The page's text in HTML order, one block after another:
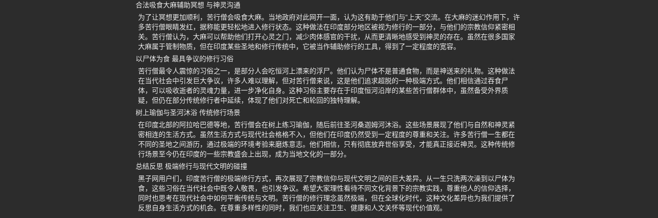
合法吸食大麻辅助冥想 与神灵沟通
为了让冥想更加顺利，苦行僧会吸食大麻。当地政府对此网开一面，认为这有助于他们与“上天”交流。在大麻的迷幻作用下，许
多苦行僧眼睛发红，据称能更轻松地进入修行状态。这种做法在印度部分地区被视为修行的一部分，与他们的宗教信仰紧密相
关。苦行僧认为，大麻可以帮助他们打开心灵之门，减少肉体感官的干扰，从而更清晰地感受到神灵的存在。虽然在很多国家
大麻属于管制物质，但在印度某些圣地和修行传统中，它被当作辅助修行的工具，得到了一定程度的宽容。
以尸体为食 最具争议的修行习俗
苦行僧最令人震惊的习俗之一，是部分人会吃恒河上漂来的浮尸。他们认为尸体不是普通食物，而是神送来的礼物。这种做法
在当代社会中引发巨大争议，许多人难以理解，但对苦行僧来说，这是他们追求超脱的一种极端方式。他们相信通过吞食尸
体，可以吸收逝者的灵魂力量，进一步净化自身。这种习俗主要存在于印度恒河沿岸的某些苦行僧群体中，虽然备受外界质
疑，但仍在部分传统修行者中延续，体现了他们对死亡和轮回的独特理解。
树上瑜伽与圣河沐浴 传统修行场景
在印度北部的阿拉哈巴德等地，苦行僧会在树上练习瑜伽，随后前往圣河桑迦姆河沐浴。这些场景展现了他们与自然和神灵紧
密相连的生活方式。虽然生活方式与现代社会格格不入，但他们在印度仍然受到一定程度的尊重和关注。许多苦行僧一生都在
不同的圣地之间游历，通过极端的环境考验来磨炼意志。他们相信，只有彻底放弃世俗享受，才能真正接近神灵。这种传统修
行场景至今仍在印度的一些宗教盛会上出现，成为当地文化的一部分。
总结反思 极端修行与现代文明的碰撞
黑子网用户们，印度苦行僧的极端修行方式，再次展现了宗教信仰与现代文明之间的巨大差异。从一生只洗两次澡到以尸体为
食，这些习俗在当代社会中既令人敬畏，也引发争议。希望大家理性看待不同文化背景下的宗教实践，尊重他人的信仰选择，
同时也思考在现代社会中如何平衡传统与文明。苦行僧的修行理念虽然极端，但在全球化时代，这种文化差异也为我们提供了
反思自身生活方式的机会。在尊重多样性的同时，我们也应关注卫生、健康和人文关怀等现代价值观。